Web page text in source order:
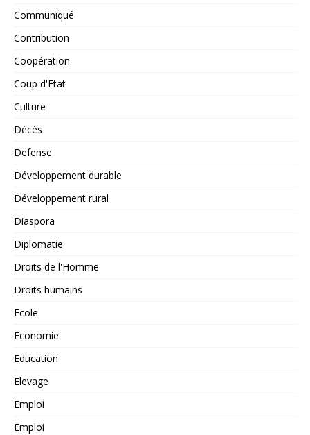
Communiqué
Contribution
Coopération
Coup d'Etat
Culture
Décès
Defense
Développement durable
Développement rural
Diaspora
Diplomatie
Droits de l'Homme
Droits humains
Ecole
Economie
Education
Elevage
Emploi
Emploi